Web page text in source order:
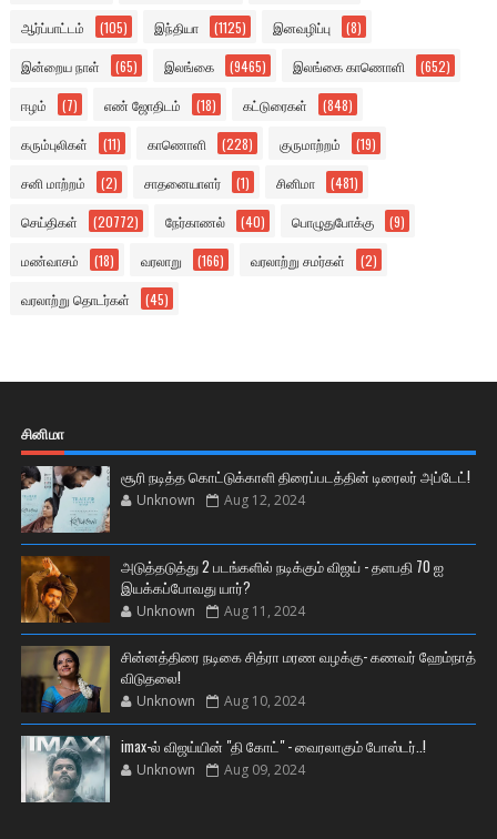
ஆர்ப்பாட்டம் (105) இந்தியா (1125) இனவழிப்பு (8)
இன்றைய நாள் (65) இலங்கை (9465) இலங்கை காணொளி (652)
ஈழம் (7) எண் ஜோதிடம் (18) கட்டுரைகள் (848)
கரும்புலிகள் (11) காணொளி (228) குருமாற்றம் (19)
சனி மாற்றம் (2) சாதனையாளர் (1) சினிமா (481)
செய்திகள் (20772) நேர்காணல் (40) பொழுதுபோக்கு (9)
மண்வாசம் (18) வரலாறு (166) வரலாற்று சமர்கள் (2)
வரலாற்று தொடர்கள் (45)
சினிமா
சூரி நடித்த கொட்டுக்காளி திரைப்படத்தின் டிரைலர் அப்டேட்!
Unknown Aug 12, 2024
அடுத்தடுத்து 2 படங்களில் நடிக்கும் விஜய் - தளபதி 70 ஐ
இயக்கப்போவது யார்?
Unknown Aug 11, 2024
சின்னத்திரை நடிகை சித்ரா மரண வழக்கு- கணவர் ஹேம்நாத்
விடுதலை!
Unknown Aug 10, 2024
imax-ல் விஜய்யின் "தி கோட்" - வைரலாகும் போஸ்டர்..!
Unknown Aug 09, 2024